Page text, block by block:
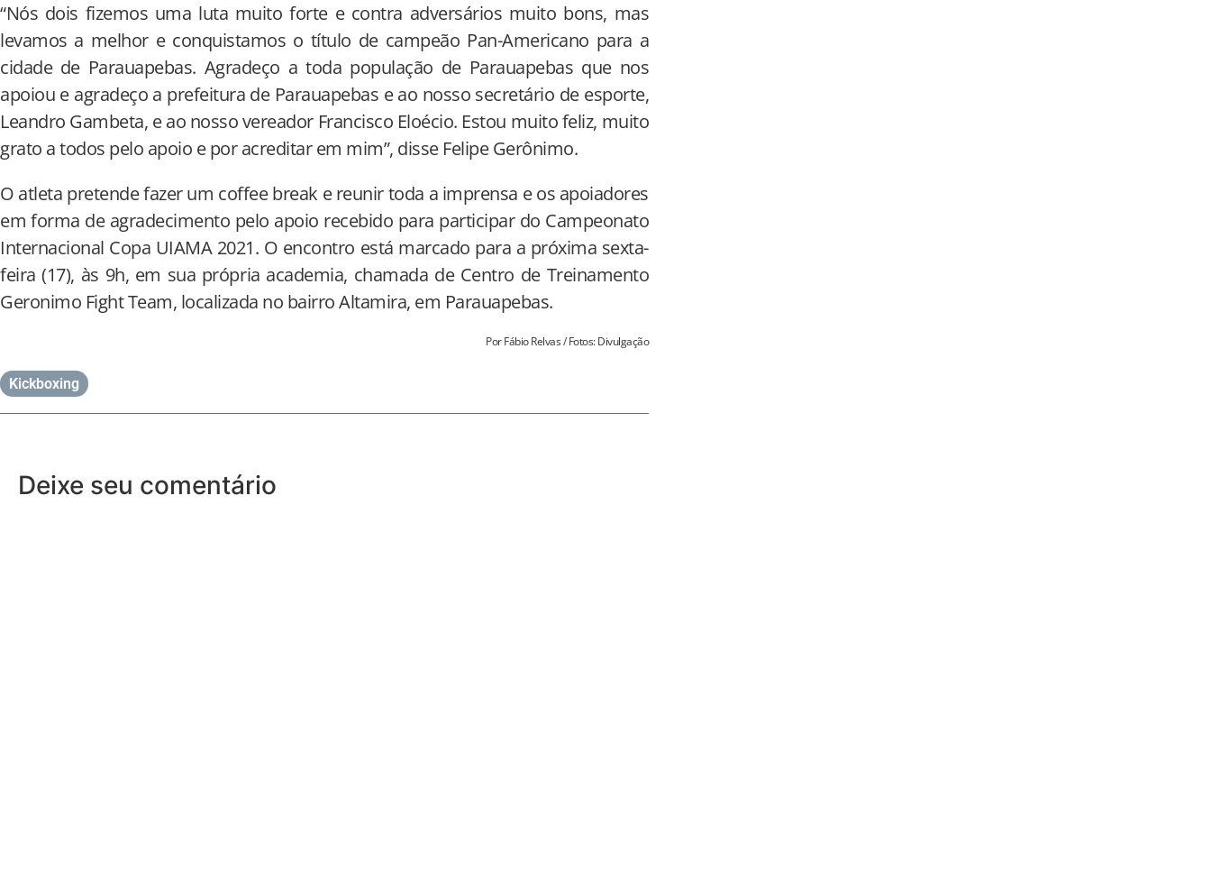
“Nós dois fizemos uma luta muito forte e contra adversários muito bons, mas
levamos a melhor e conquistamos o título de campeão Pan-Americano para a
cidade de Parauapebas. Agradeço a toda população de Parauapebas que nos
apoiou e agradeço a prefeitura de Parauapebas e ao nosso secretário de esporte,
Leandro Gambeta, e ao nosso vereador Francisco Eloécio. Estou muito feliz, muito
grato a todos pelo apoio e por acreditar em mim”, disse Felipe Gerônimo.
O atleta pretende fazer um coffee break e reunir toda a imprensa e os apoiadores
em forma de agradecimento pelo apoio recebido para participar do Campeonato
Internacional Copa UIAMA 2021. O encontro está marcado para a próxima sexta-
feira (17), às 9h, em sua própria academia, chamada de Centro de Treinamento
Geronimo Fight Team, localizada no bairro Altamira, em Parauapebas.
Por Fábio Relvas / Fotos: Divulgação
Kickboxing
Deixe seu comentário